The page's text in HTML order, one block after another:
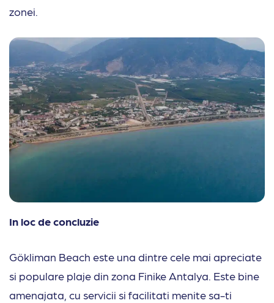
zonei.
In loc de concluzie
Gökliman Beach este una dintre cele mai apreciate
si populare plaje din zona Finike Antalya. Este bine
amenajata, cu servicii si facilitati menite sa-ti